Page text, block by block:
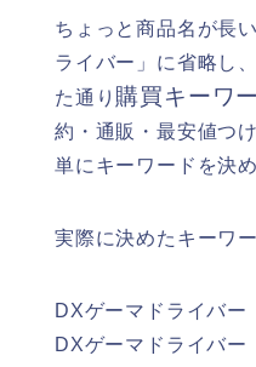
ちょっと商品名が長
ライバー」に省略し
た通り 購買キーワ
約・通販・最安値つ
単にキーワードを決
実際に決めたキーワ
DXゲーマドライバ
DXゲーマドライバ